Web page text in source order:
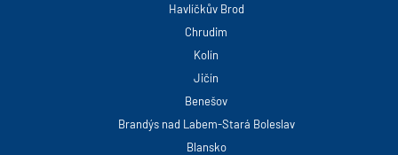
Havlíčkův Brod
Chrudim
Kolín
Jičín
Benešov
Brandýs nad Labem-Stará Boleslav
Blansko